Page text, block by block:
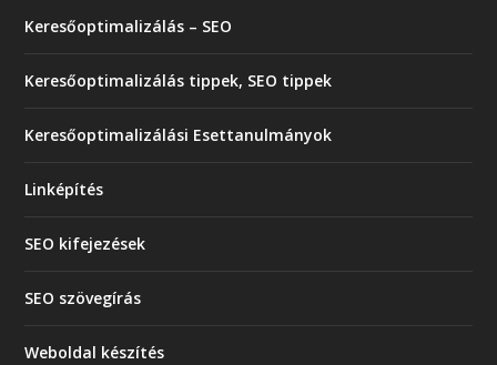
Keresőoptimalizálás – SEO
Keresőoptimalizálás tippek, SEO tippek
Keresőoptimalizálási Esettanulmányok
Linképítés
SEO kifejezések
SEO szövegírás
Weboldal készítés